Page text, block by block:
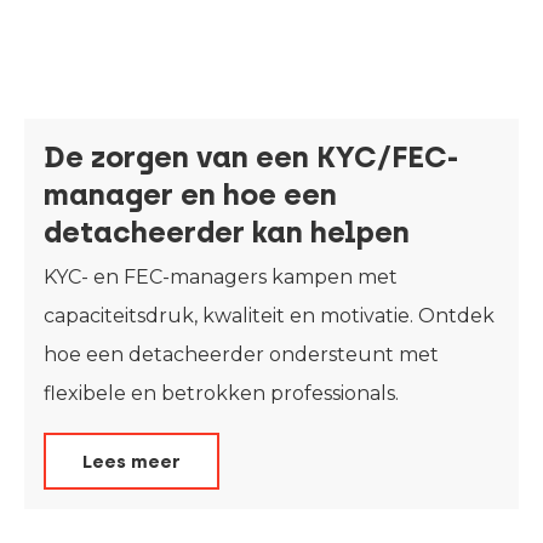
De zorgen van een KYC/FEC-
manager en hoe een
detacheerder kan helpen
KYC- en FEC-managers kampen met
capaciteitsdruk, kwaliteit en motivatie. Ontdek
hoe een detacheerder ondersteunt met
flexibele en betrokken professionals.
Lees meer